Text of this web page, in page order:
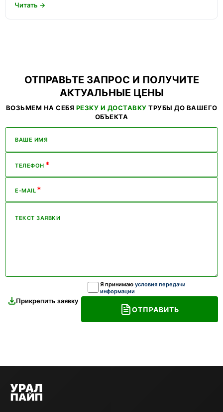
Читать →
ОТПРАВЬТЕ ЗАПРОС И ПОЛУЧИТЕ
АКТУАЛЬНЫЕ ЦЕНЫ
ВОЗЬМЕМ НА СЕБЯ РЕЗКУ И ДОСТАВКУ ТРУБЫ ДО ВАШЕГО
ОБЪЕКТА
ВАШЕ ИМЯ
ТЕЛЕФОН *
E-MAIL *
ТЕКСТ ЗАЯВКИ
Прикрепить заявку
Я принимаю условия передачи
информации
ОТПРАВИТЬ